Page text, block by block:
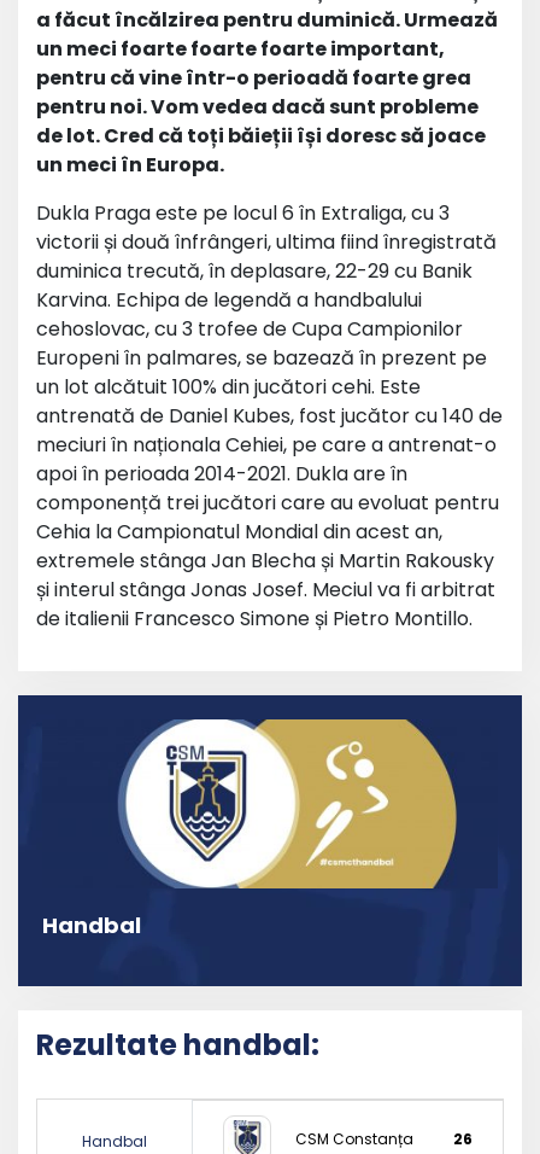
a făcut încălzirea pentru duminică. Urmează
un meci foarte foarte foarte important,
pentru că vine într-o perioadă foarte grea
pentru noi. Vom vedea dacă sunt probleme
de lot. Cred că toți băieții își doresc să joace
un meci în Europa.
Dukla Praga este pe locul 6 în Extraliga, cu 3
victorii și două înfrângeri, ultima fiind înregistrată
duminica trecută, în deplasare, 22-29 cu Banik
Karvina. Echipa de legendă a handbalului
cehoslovac, cu 3 trofee de Cupa Campionilor
Europeni în palmares, se bazează în prezent pe
un lot alcătuit 100% din jucători cehi. Este
antrenată de Daniel Kubes, fost jucător cu 140 de
meciuri în naționala Cehiei, pe care a antrenat-o
apoi în perioada 2014-2021. Dukla are în
componență trei jucători care au evoluat pentru
Cehia la Campionatul Mondial din acest an,
extremele stânga Jan Blecha și Martin Rakousky
și interul stânga Jonas Josef. Meciul va fi arbitrat
de italienii Francesco Simone și Pietro Montillo.
Handbal
Rezultate handbal:
Handbal
CSM Constanța 26